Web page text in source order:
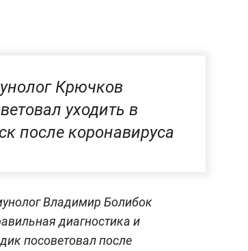
Крючков
уходить в
после коронавируса
Владимир Болибок
диагностика и
посоветовал после